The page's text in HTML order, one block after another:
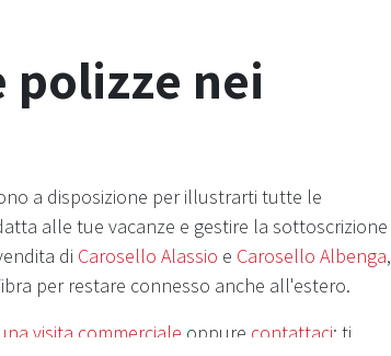
polizze nei
a disposizione per illustrarti tutte le
alle tue vacanze e gestire la sottoscrizione
di Carosello Alassio e Carosello Albenga,
per restare connesso anche all'estero.
visita commerciale oppure contattaci: ti